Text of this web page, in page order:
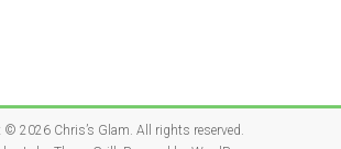
© 2026 Chris’s Glam . All rights reserved.